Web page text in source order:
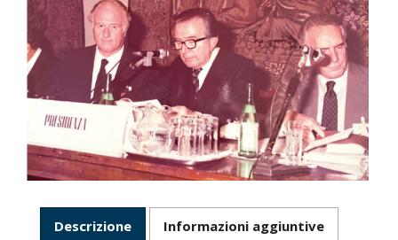
Descrizione Informazioni aggiuntive